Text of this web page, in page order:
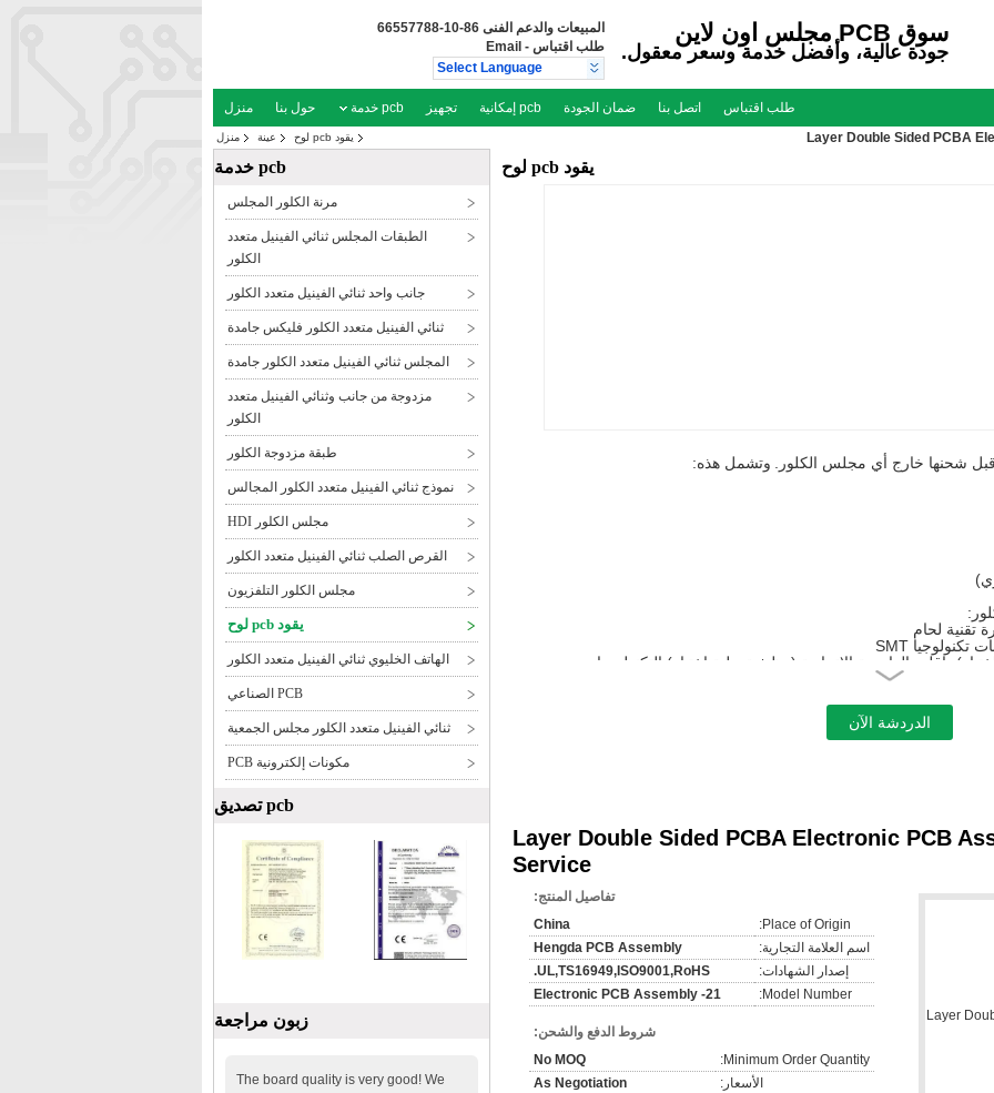
سوق PCB مجلس اون لاين
جودة عالية، وأفضل خدمة وسعر معقول.
المبيعات والدعم الفنى 86-10-66557788
طلب اقتباس -
Email
Select Language
منزل حول بنا pcb خدمة تجهيز pcb إمكانية ضمان الجودة اتصل بنا طلب اقتباس
منزل عينة يقود pcb لوح
pcb خدمة
مرنة الكلور المجلس
الطبقات المجلس ثنائي الفينيل متعدد
الكلور
جانب واحد ثنائي الفينيل متعدد الكلور
ثنائي الفينيل متعدد الكلور فليكس جامدة
المجلس ثنائي الفينيل متعدد الكلور جامدة
مزدوجة من جانب وثنائي الفينيل متعدد
الكلور
طبقة مزدوجة الكلور
نموذج ثنائي الفينيل متعدد الكلور المجالس
مجلس الكلور HDI
القرص الصلب ثنائي الفينيل متعدد الكلور
مجلس الكلور التلفزيون
يقود pcb لوح
الهاتف الخليوي ثنائي الفينيل متعدد الكلور
PCB الصناعي
ثنائي الفينيل متعدد الكلور مجلس الجمعية
مكونات إلكترونية PCB
pcb تصديق
زبون مراجعة
The board quality is very good! We
يقود pcb لوح
شحنها خارج أي مجلس الكلور.
وتشمل هذه:
تقنية لحام
إقليم العاصمة الاتحادية (وظيفية حلبة اختبار) التكنولوجيا.
التنسيب.
الفينيل متعدد الكلور، نسخة ثنائي الفينيل متعدد الكلور، الرسم ثنائي
الكلور وهلم جرا.
2 Layer Double Sided PCBA Electronic PCB
Service
تفاصيل المنتج:
Place of Origin:
China
اسم العلامة التجارية:
Hengda PCB Assembly
إصدار الشهادات:
UL,TS16949,ISO9001,RoHS.
Model Number:
Electronic PCB Assembly -21
شروط الدفع والشحن:
Minimum Order Quantity:
No MOQ
الأسعار:
As Negotiation